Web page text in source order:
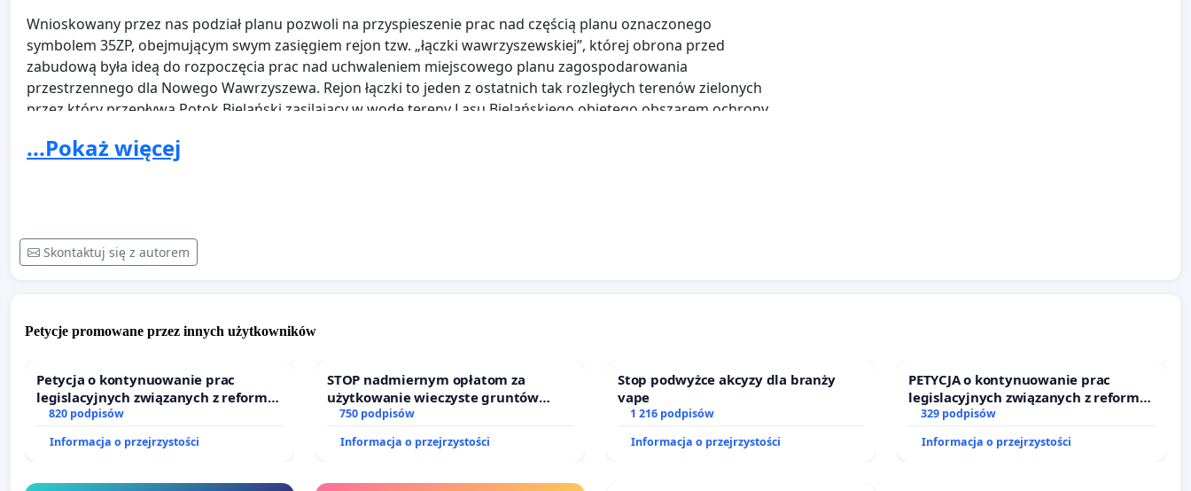
Wnioskowany przez nas podział planu pozwoli na przyspieszenie prac nad częścią planu oznaczonego
symbolem 35ZP, obejmującym swym zasięgiem rejon tzw. „łączki wawrzyszewskiej”, której obrona przed
zabudową była ideą do rozpoczęcia prac nad uchwaleniem miejscowego planu zagospodarowania
przestrzennego dla Nowego Wawrzyszewa. Rejon łączki to jeden z ostatnich tak rozległych terenów zielonych
przez który przepływa Potok Bielański zasilający w wodę tereny Lasu Bielańskiego objętego obszarem ochrony
chronionych dyrektywą Unii Europejskiej.
...Pokaż więcej
Skontaktuj się z autorem
Petycje promowane przez innych użytkowników
Petycja o kontynuowanie prac
legislacyjnych związanych z reformą
prawa rodzinnego
820 podpisów
Informacja o przejrzystości
STOP nadmiernym opłatom za
użytkowanie wieczyste gruntów
zajmowanych przez rodzinne ogrody
750 podpisów
Informacja o przejrzystości
Stop podwyżce akcyzy dla branży
vape
1 216 podpisów
Informacja o przejrzystości
PETYCJA o kontynuowanie prac
legislacyjnych związanych z reformą
prawa rodzinnego
329 podpisów
Informacja o przejrzystości